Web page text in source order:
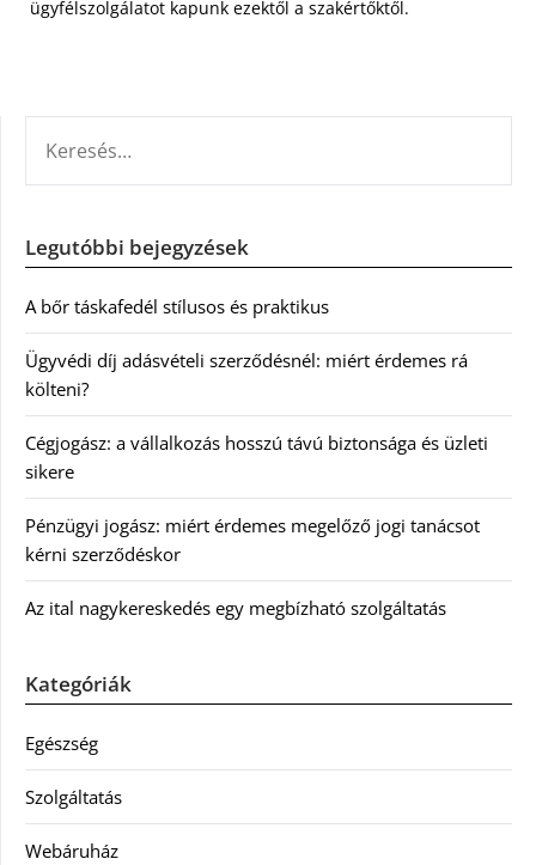
ügyfélszolgálatot kapunk ezektől a szakértőktől.
Legutóbbi bejegyzések
A bőr táskafedél stílusos és praktikus
Ügyvédi díj adásvételi szerződésnél: miért érdemes rá
költeni?
Cégjogász: a vállalkozás hosszú távú biztonsága és üzleti
sikere
Pénzügyi jogász: miért érdemes megelőző jogi tanácsot
kérni szerződéskor
Az ital nagykereskedés egy megbízható szolgáltatás
Kategóriák
Egészség
Szolgáltatás
Webáruház